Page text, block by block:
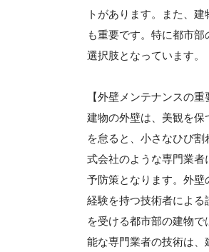
トがあります。また、
も重要です。特に都市
選択肢となっています。
【外壁メンテナンスの
建物の外壁は、美観を
を怠ると、小さなひび
式会社のような専門業
予防策となります。外壁
経験を持つ技術者によ
を受ける都市部の建物
能な専門業者の技術は、